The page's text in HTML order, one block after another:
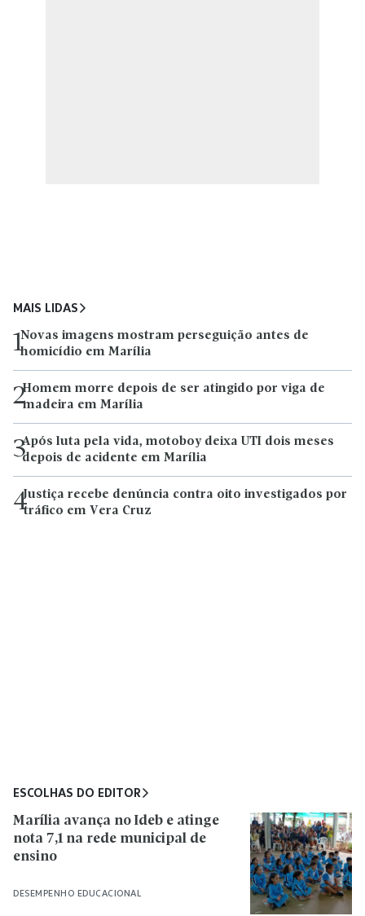
MAIS LIDAS
1Novas imagens mostram perseguição antes de
homicídio em Marília
2Homem morre depois de ser atingido por viga de
madeira em Marília
3Após luta pela vida, motoboy deixa UTI dois meses
depois de acidente em Marília
4Justiça recebe denúncia contra oito investigados por
tráfico em Vera Cruz
ESCOLHAS DO EDITOR
DESEMPENHO EDUCACIONAL
Marília avança no Ideb e atinge
nota 7,1 na rede municipal de
ensino